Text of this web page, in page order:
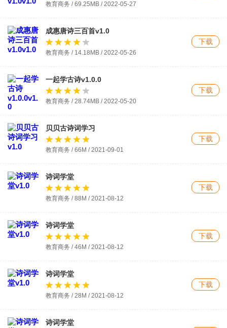
教育商务 / 69.25MB / 2022-05-27
成惠唐诗三百首v1.0
教育商务 / 14.18MB / 2022-05-26
下载
一起学古诗v1.0.0
教育商务 / 28.74MB / 2022-05-20
下载
贝贝古诗词学习
教育商务 / 66M / 2021-09-01
下载
诗词学堂
教育商务 / 88M / 2021-08-12
下载
诗词学堂
教育商务 / 46M / 2021-08-12
下载
诗词学堂
教育商务 / 28M / 2021-08-12
下载
诗词学堂